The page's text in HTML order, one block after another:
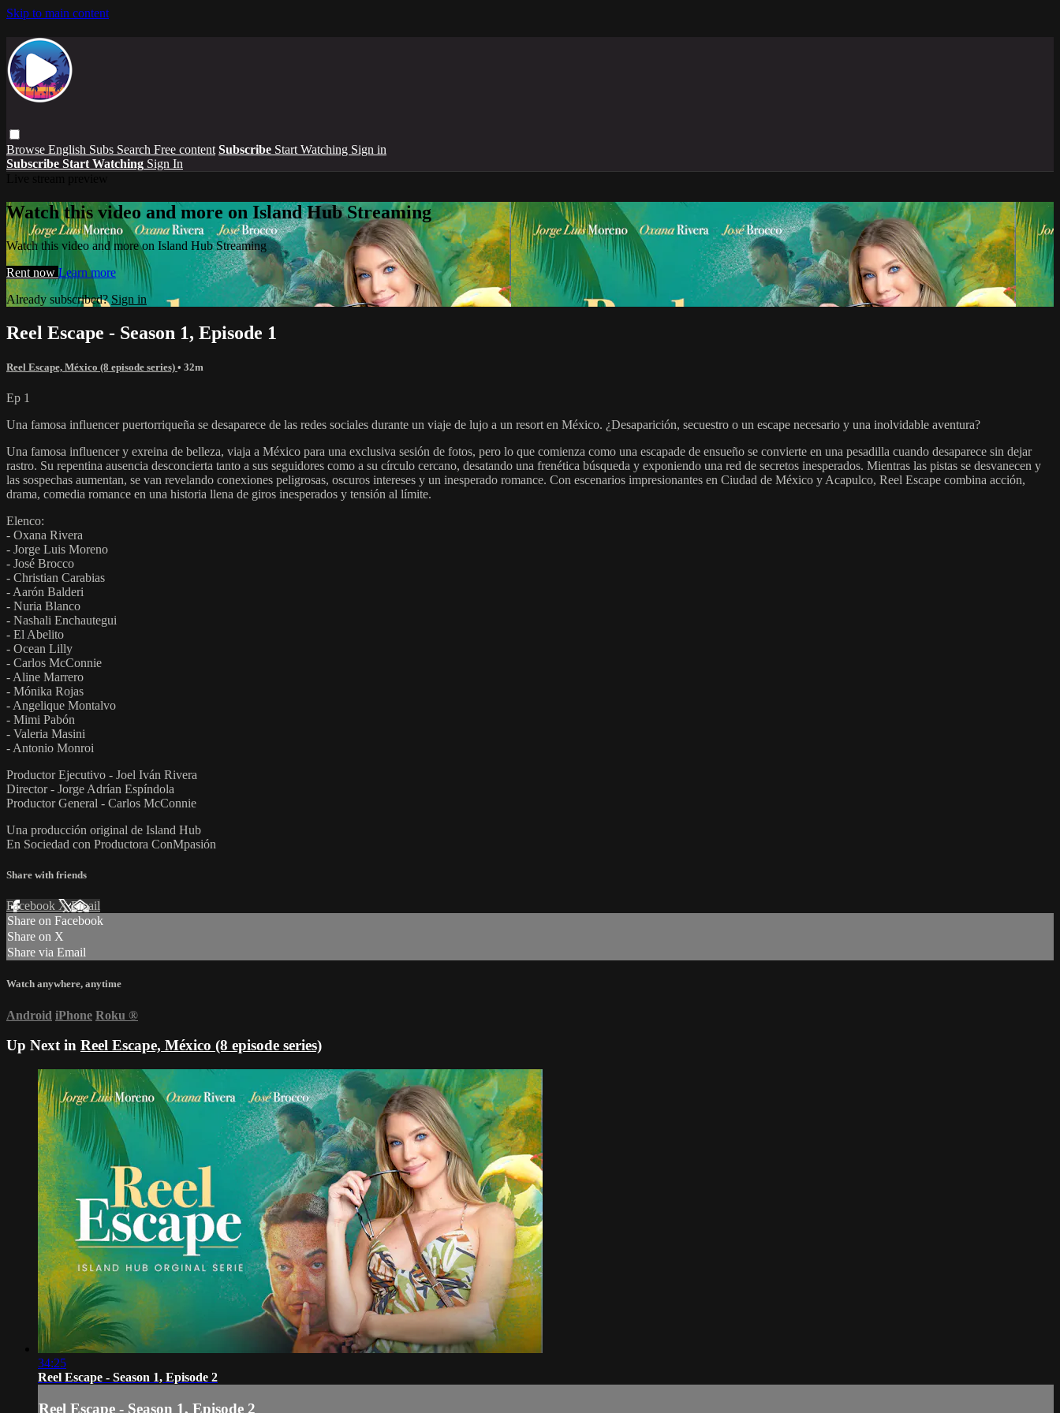
Skip to main content
Browse English Subs Search Free content Subscribe Start Watching Sign in
Subscribe Start Watching Sign In
Watch this video and more on Island Hub Streaming
Watch this video and more on Island Hub Streaming
Rent now Learn more
Already subscribed? Sign in
Reel Escape - Season 1, Episode 1
Reel Escape, México (8 episode series) • 32m
Ep 1
Una famosa influencer puertorriqueña se desaparece de las redes sociales durante un viaje de lujo a un resort en México. ¿Desaparición, secuestro o un escape necesario y una inolvidable aventura?
Una famosa influencer y exreina de belleza, viaja a México para una exclusiva sesión de fotos, pero lo que comienza como una escapade de ensueño se convierte en una pesadilla cuando desaparece sin dejar
rastro. Su repentina ausencia desconcierta tanto a sus seguidores como a su círculo cercano, desatando una frenética búsqueda y exponiendo una red de secretos inesperados. Mientras las pistas se desvanecen y
las sospechas aumentan, se van revelando conexiones peligrosas, oscuros intereses y un inesperado romance. Con escenarios impresionantes en Ciudad de México y Acapulco, Reel Escape combina acción,
drama, comedia romance en una historia llena de giros inesperados y tensión al límite.
Elenco:
- Oxana Rivera
- Jorge Luis Moreno
- José Brocco
- Christian Carabias
- Aarón Balderi
- Nuria Blanco
- Nashali Enchautegui
- El Abelito
- Ocean Lilly
- Carlos McConnie
- Aline Marrero
- Mónika Rojas
- Angelique Montalvo
- Mimi Pabón
- Valeria Masini
- Antonio Monroi
Productor Ejecutivo - Joel Iván Rivera
Director - Jorge Adrían Espíndola
Productor General - Carlos McConnie
Una producción original de Island Hub
En Sociedad con Productora ConMpasión
Share with friends
Facebook XEmail
Share on Facebook
Share on X
Share via Email
Watch anywhere, anytime
Android iPhone Roku ®
Up Next in Reel Escape, México (8 episode series)
34:25
Reel Escape - Season 1, Episode 2
Reel Escape - Season 1, Episode 2